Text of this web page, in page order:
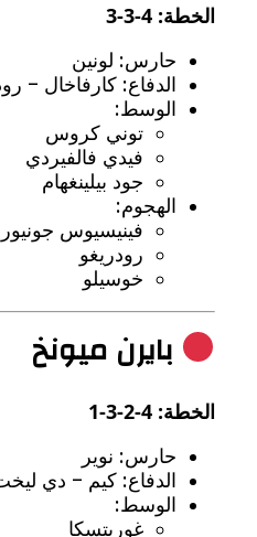
الخطة: 4-3-3
حارس: لونين
الدفاع: كارفاخال –
الوسط:
توني كروس
فيدي فالفيردي
جود بيلينغهام
الهجوم:
فينيسيوس جونيور
رودريغو
خوسيلو
بايرن ميونخ
الخطة: 4-2-3-1
حارس: نوير
الدفاع: كيم – دي
الوسط:
غوريتسكا